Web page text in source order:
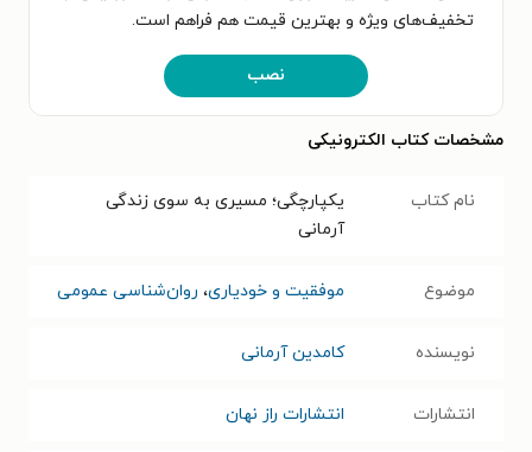
تخفیف‌های ویژه و بهترین قیمت هم فراهم است.
نصب
مشخصات کتاب الکترونیکی
نام کتاب
یکپارچگی؛ مسیری به سوی زندگی
آرمانی
موضوع موفقیت و خودیاری، روان‌شناسی عمومی
نویسنده کامدین آرمانی
انتشارات انتشارات راز نهان